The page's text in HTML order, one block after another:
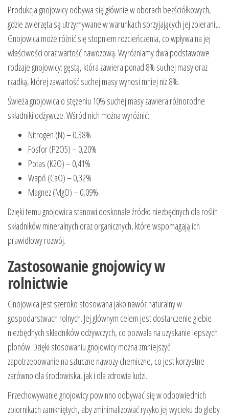
Produkcja gnojowicy odbywa się głównie w oborach bezściółkowych,
gdzie zwierzęta są utrzymywane w warunkach sprzyjających jej zbieraniu.
Gnojowica może różnić się stopniem rozcieńczenia, co wpływa na jej
właściwości oraz wartość nawozową. Wyróżniamy dwa podstawowe
rodzaje gnojowicy: gęstą, która zawiera ponad 8% suchej masy oraz
rzadką, której zawartość suchej masy wynosi mniej niż 8%.
Świeża gnojowica o stężeniu 10% suchej masy zawiera różnorodne
składniki odżywcze. Wśród nich można wyróżnić:
Nitrogen (N) – 0,38%
Fosfor (P2O5) – 0,20%
Potas (K2O) – 0,41%
Wapń (CaO) – 0,32%
Magnez (MgO) – 0,09%
Dzięki temu gnojowica stanowi doskonałe źródło niezbędnych dla roślin
składników mineralnych oraz organicznych, które wspomagają ich
prawidłowy rozwój.
Zastosowanie gnojowicy w
rolnictwie
Gnojowica jest szeroko stosowana jako nawóz naturalny w
gospodarstwach rolnych. Jej głównym celem jest dostarczenie glebie
niezbędnych składników odżywczych, co pozwala na uzyskanie lepszych
plonów. Dzięki stosowaniu gnojowicy można zmniejszyć
zapotrzebowanie na sztuczne nawozy chemiczne, co jest korzystne
zarówno dla środowiska, jak i dla zdrowia ludzi.
Przechowywanie gnojowicy powinno odbywać się w odpowiednich
zbiornikach zamkniętych, aby zminimalizować ryzyko jej wycieku do gleby